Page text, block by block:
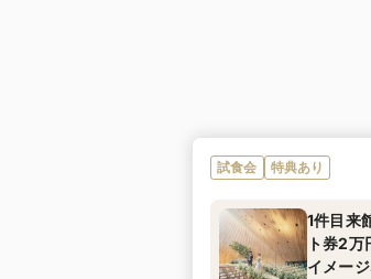
試食会 特典あり
1件目来
ト券2万
イメー